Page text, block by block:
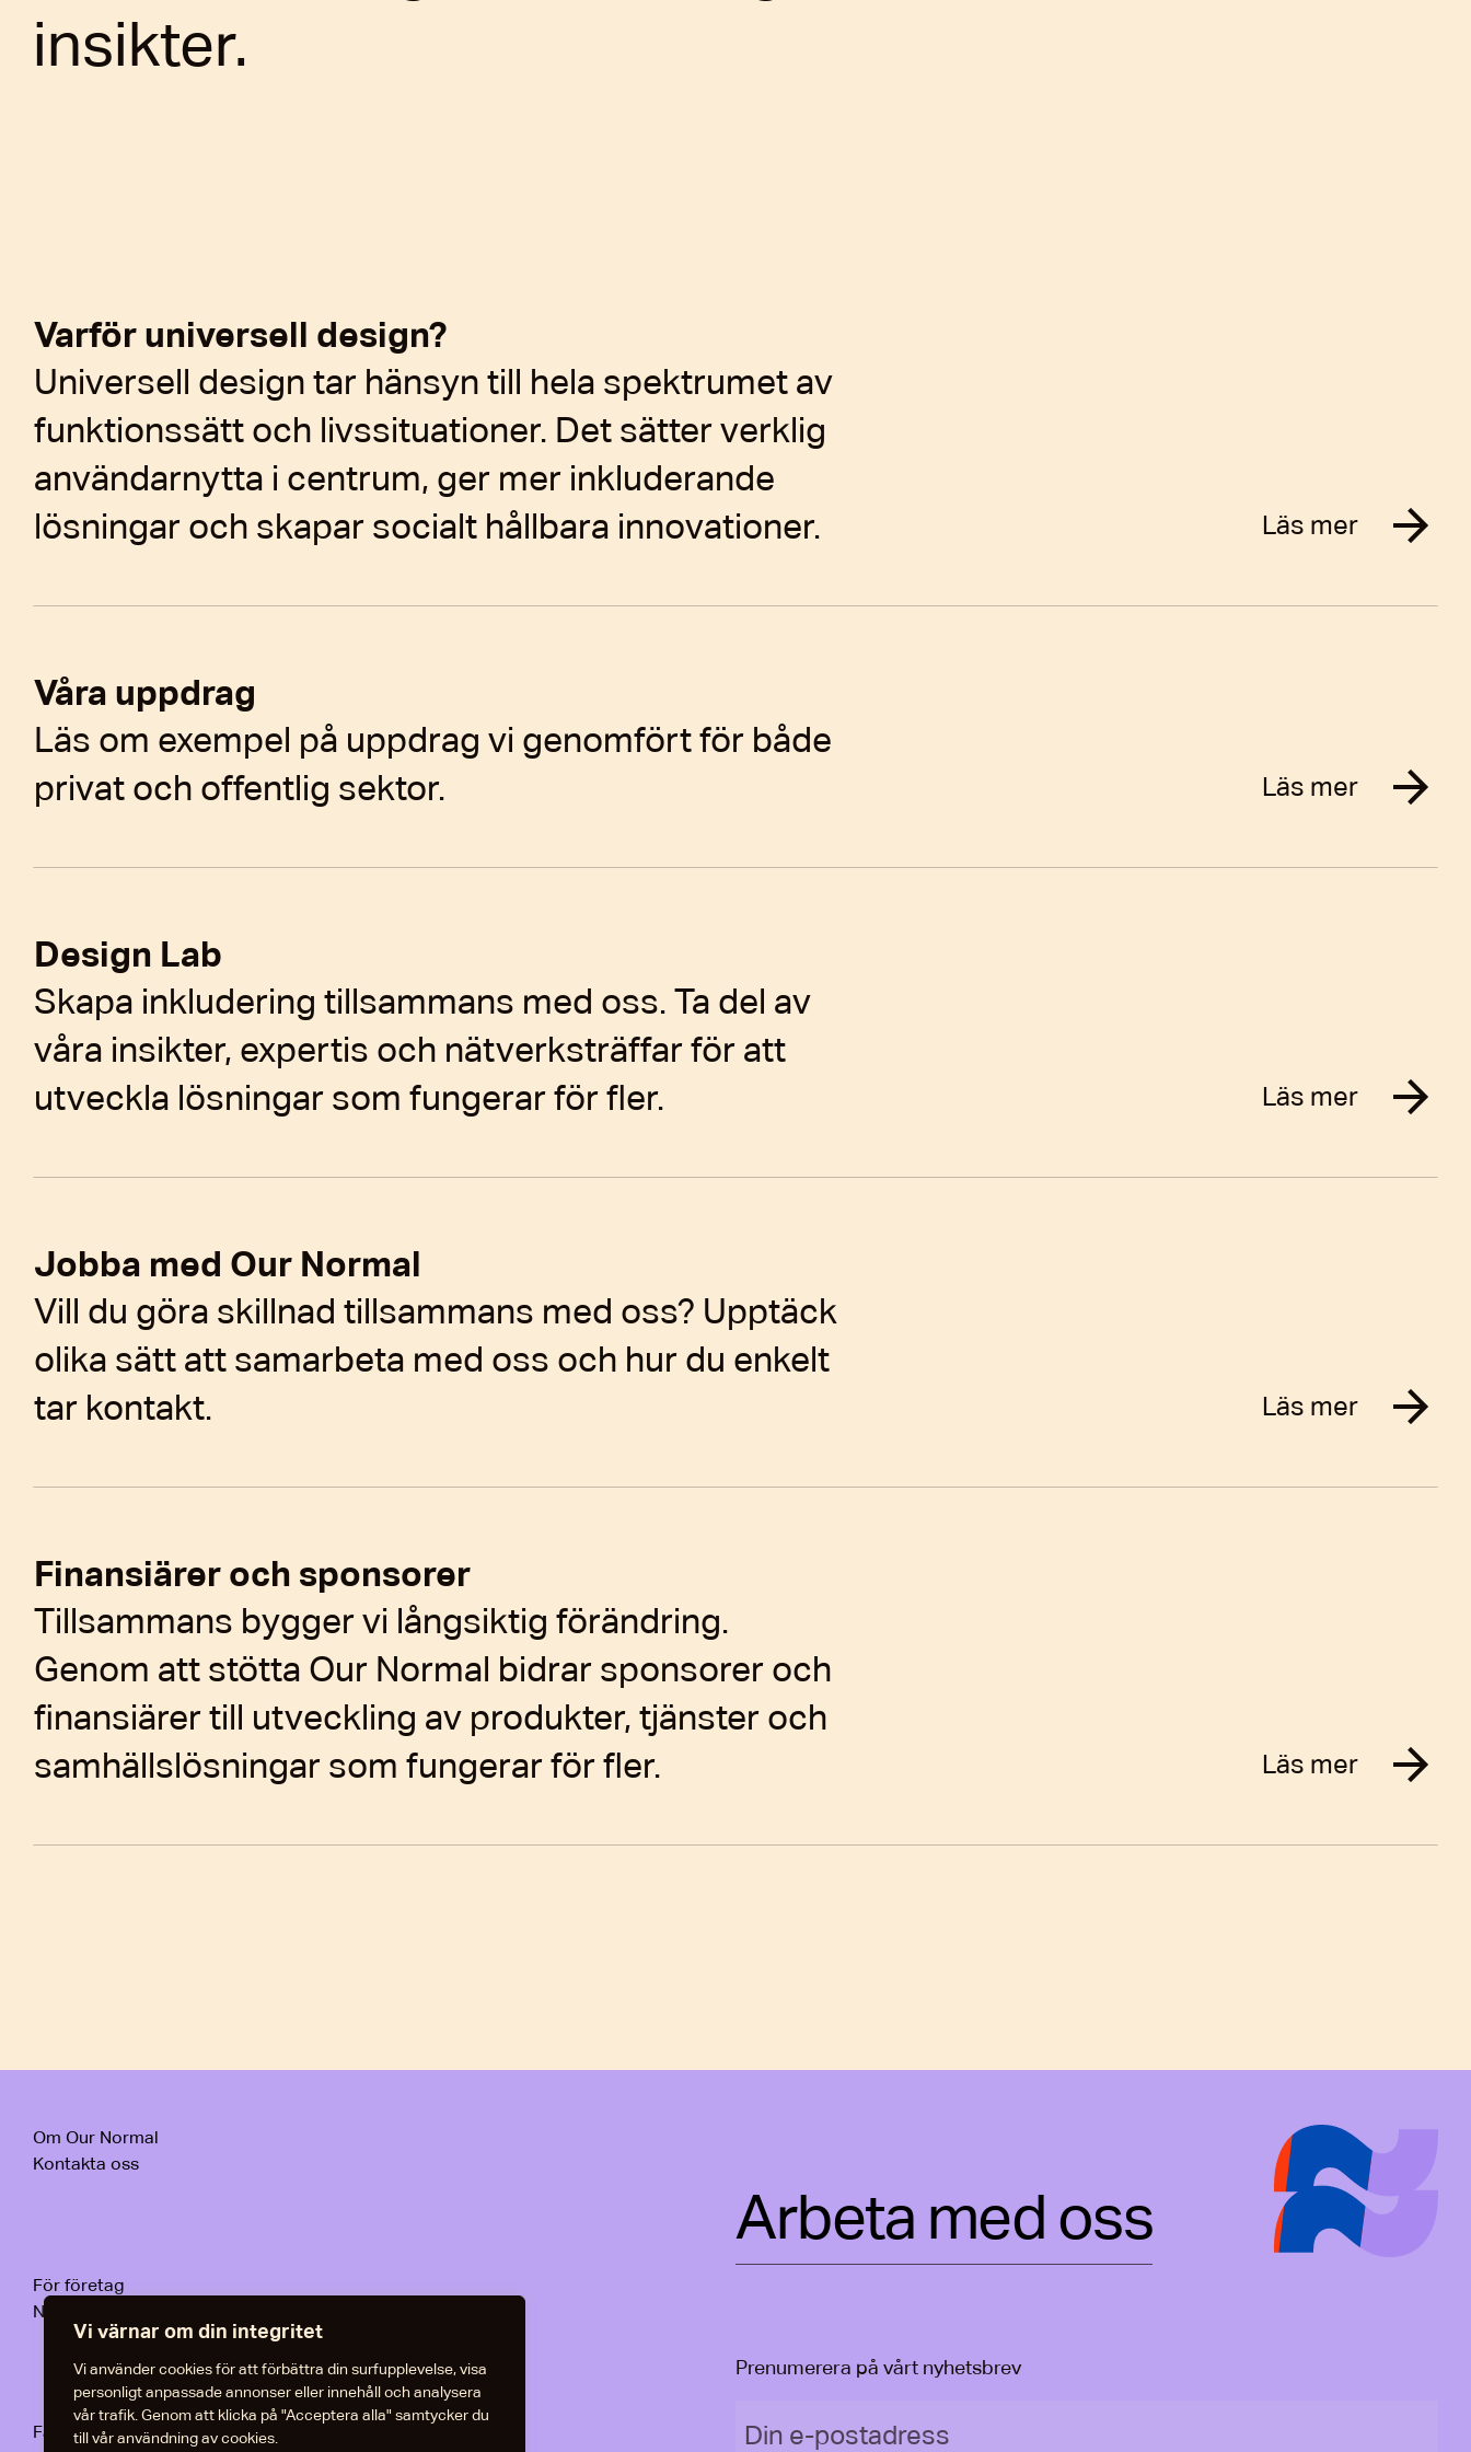
Vi värnar om din integritet
Vi använder cookies för att förbättra din surfupplevelse, visa
personligt anpassade annonser eller innehåll och analysera
vår trafik. Genom att klicka på "Acceptera alla" samtycker du
till vår användning av cookies.
insikter.
Varför universell design?
Universell design tar hänsyn till hela spektrumet av
funktionssätt och livssituationer. Det sätter verklig
användarnytta i centrum, ger mer inkluderande
lösningar och skapar socialt hållbara innovationer.
Läs mer
Våra uppdrag
Läs om exempel på uppdrag vi genomfört för både
privat och offentlig sektor.
Läs mer
Design Lab
Skapa inkludering tillsammans med oss. Ta del av
våra insikter, expertis och nätverksträffar för att
utveckla lösningar som fungerar för fler.
Läs mer
Jobba med Our Normal
Vill du göra skillnad tillsammans med oss? Upptäck
olika sätt att samarbeta med oss och hur du enkelt
tar kontakt.
Läs mer
Finansiärer och sponsorer
Tillsammans bygger vi långsiktig förändring.
Genom att stötta Our Normal bidrar sponsorer och
finansiärer till utveckling av produkter, tjänster och
samhällslösningar som fungerar för fler.
Läs mer
Om Our Normal
Kontakta oss
För företag
Nyheter och artiklar
Facebook
Arbeta med oss
Prenumerera på vårt nyhetsbrev
Din e-postadress